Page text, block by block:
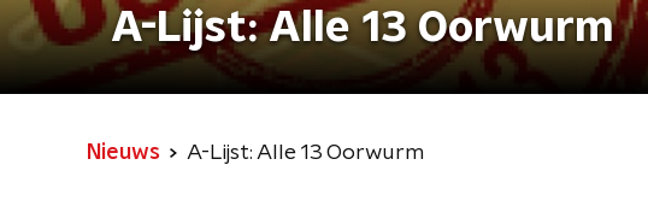
A-Lijst: Alle 13 Oorwurm
Nieuws A-Lijst: Alle 13 Oorwurm